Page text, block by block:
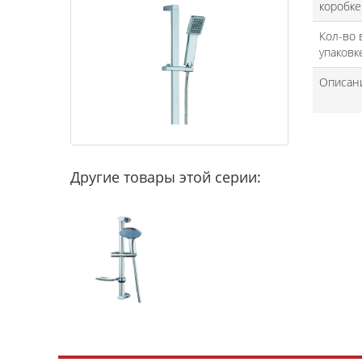
коробке
Кол-во
Другие товары этой серии: